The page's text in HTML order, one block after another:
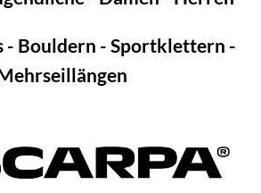
- Bouldern - Sportklettern -
Stand zu halten.
folgende Produkte: